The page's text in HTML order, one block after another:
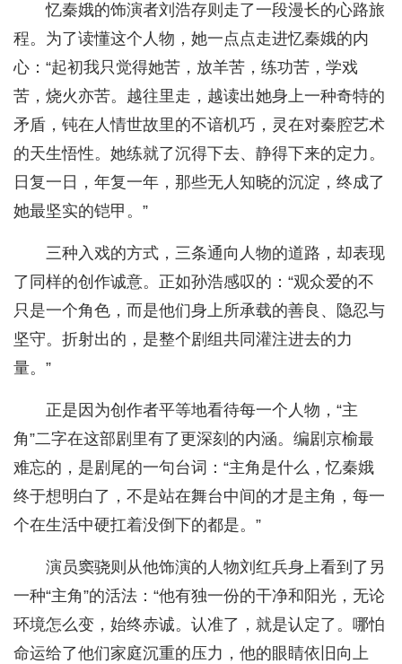
忆秦娥的饰演者刘浩存则走了一段漫长的心路旅
程。为了读懂这个人物，她一点点走进忆秦娥的内
心：“起初我只觉得她苦，放羊苦，练功苦，学戏
苦，烧火亦苦。越往里走，越读出她身上一种奇特的
矛盾，钝在人情世故里的不谙机巧，灵在对秦腔艺术
的天生悟性。她练就了沉得下去、静得下来的定力。
日复一日，年复一年，那些无人知晓的沉淀，终成了
她最坚实的铠甲。”
三种入戏的方式，三条通向人物的道路，却表现
了同样的创作诚意。正如孙浩感叹的：“观众爱的不
只是一个角色，而是他们身上所承载的善良、隐忍与
坚守。折射出的，是整个剧组共同灌注进去的力
量。”
正是因为创作者平等地看待每一个人物，“主
角”二字在这部剧里有了更深刻的内涵。编剧京榆最
难忘的，是剧尾的一句台词：“主角是什么，忆秦娥
终于想明白了，不是站在舞台中间的才是主角，每一
个在生活中硬扛着没倒下的都是。”
演员窦骁则从他饰演的人物刘红兵身上看到了另
一种“主角”的活法：“他有独一份的干净和阳光，无论
环境怎么变，始终赤诚。认准了，就是认定了。哪怕
命运给了他们家庭沉重的压力，他的眼睛依旧向上